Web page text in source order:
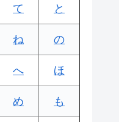
て と
ね の
へ ほ
め も